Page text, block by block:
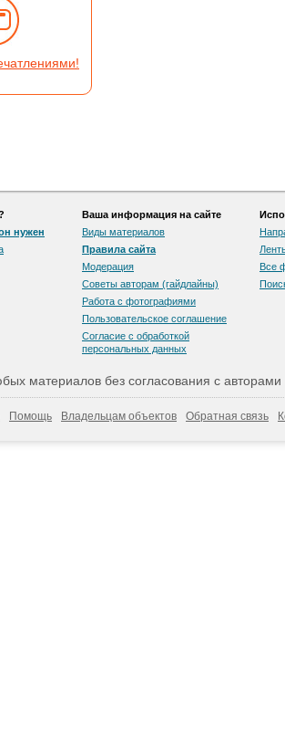
нужен
Ваша информация на сайте
Виды материалов
Правила сайта
Модерация
Советы авторам (гайдлайны)
Работа с фотографиями
Пользовательскоe соглашение
Согласие с обработкой
персональных данных
Все
материалов без согласования с
Помощь Владельцам объектов Обратная связь